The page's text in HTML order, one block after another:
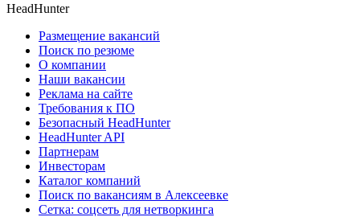
HeadHunter
Размещение вакансий
Поиск по резюме
О компании
Наши вакансии
Реклама на сайте
Требования к ПО
Безопасный HeadHunter
HeadHunter API
Партнерам
Инвесторам
Каталог компаний
Поиск по вакансиям в Алексеевке
Сетка: соцсеть для нетворкинга